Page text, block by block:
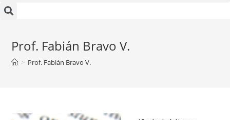
Prof. Fabián Bravo V.
> Prof. Fabián Bravo V.